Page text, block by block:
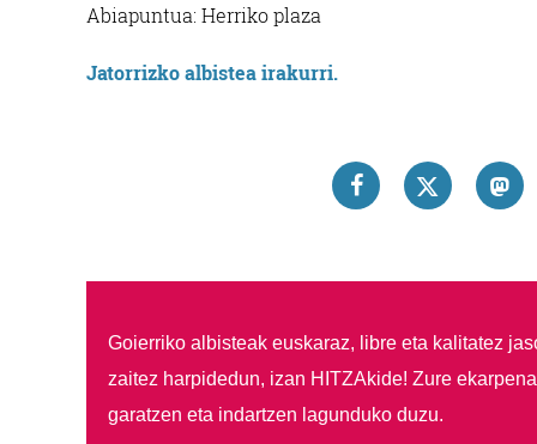
Abiapuntua: Herriko plaza
Jatorrizko albistea irakurri.
Goierriko albisteak euskaraz, libre eta kalitatez
zaitez harpidedun, izan HITZAkide! Zure
garatzen eta indartzen lagunduko duzu.